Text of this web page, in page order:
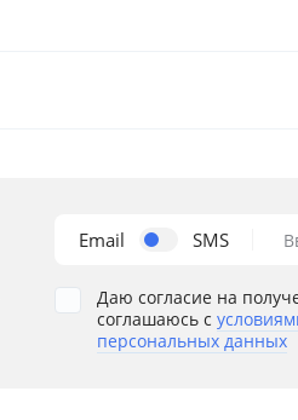
Email SMS
Даю согласие на
соглашаюсь с
персональных данных